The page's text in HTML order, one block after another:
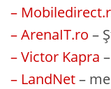
–
– ArenaIT.ro –
– Victor Kapra
– LandNet–